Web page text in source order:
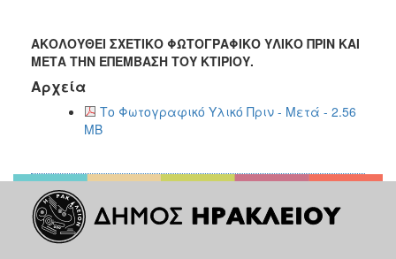
ΑΚΟΛΟΥΘΕΙ ΣΧΕΤΙΚΟ ΦΩΤΟΓΡΑΦΙΚΟ ΥΛΙΚΟ ΠΡΙΝ ΚΑΙ
ΜΕΤΑ ΤΗΝ ΕΠΕΜΒΑΣΗ ΤΟΥ ΚΤΙΡΙΟΥ.
Αρχεία
Το Φωτογραφικό Υλικό Πριν - Μετά - 2.56
MB